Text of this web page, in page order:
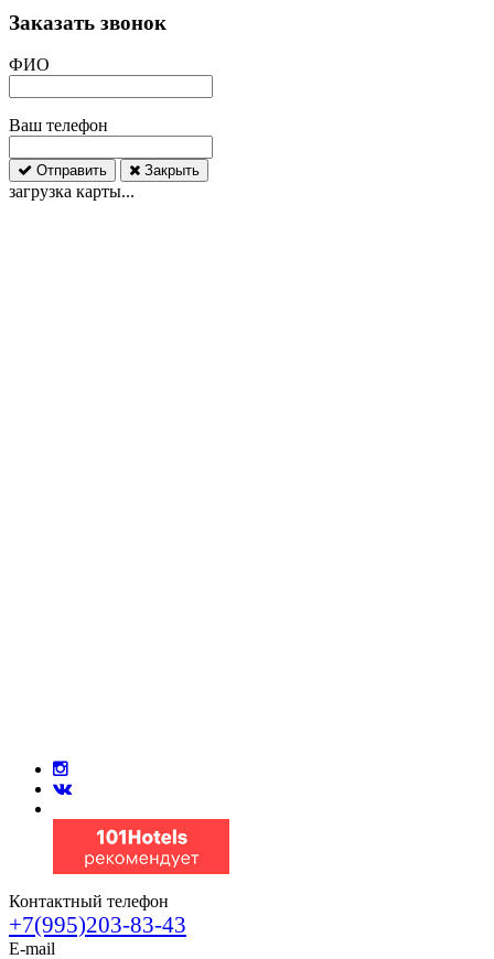
Заказать звонок
ФИО
Ваш телефон
Отправить Закрыть
загрузка карты...
Контактный телефон
+7(995)203-83-43
E-mail